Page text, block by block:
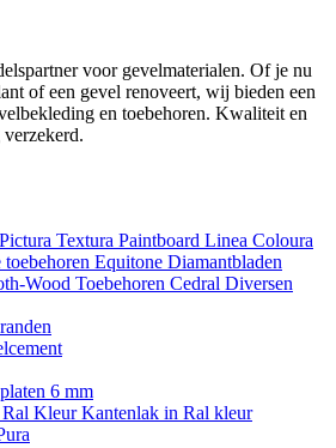
voor gevelmaterialen. Of je nu
of een gevel renoveert, wij bieden een
en toebehoren. Kwaliteit en
Pictura Textura Paintboard Linea Coloura
toebehoren Equitone Diamantbladen
Wood Toebehoren Cedral Diversen
6 mm
Ral KleurKantenlak in Ral kleur